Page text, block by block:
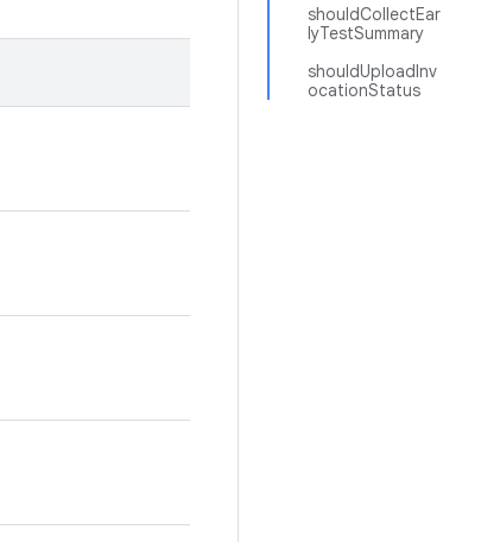
shouldCollectEar
lyTestSummary
shouldUploadInv
ocationStatus